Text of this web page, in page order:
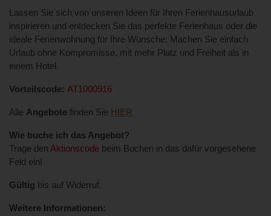
Lassen Sie sich von unseren Ideen für Ihren Ferienhausurlaub
inspirieren und entdecken Sie das perfekte Ferienhaus oder die
ideale Ferienwohnung für Ihre Wünsche: Machen Sie einfach
Urlaub ohne Kompromisse, mit mehr Platz und Freiheit als in
einem Hotel.
Vorteilscode: AT1000916
Alle Angebote finden Sie HIER
Wie buche ich das Angebot?
Trage den Aktionscode beim Buchen in das dafür vorgesehene
Feld ein!
Gültig bis auf Widerruf.
Weitere Informationen: